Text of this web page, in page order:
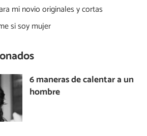
mi novio originales y cortas
si soy mujer
6 maneras de calentar a un
hombre